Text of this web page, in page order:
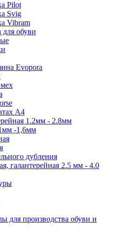
Pilot
Svig
Vibram
обуви
Evopora
А4
1.2мм - 2.8мм
-1,6мм
дубления
галантерейная 2.5 мм - 4.0
для производства обуви и